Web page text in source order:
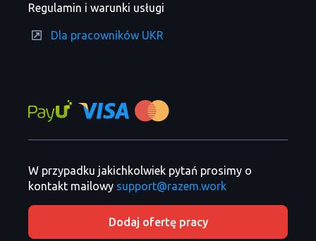
Regulamin i warunki usługi
Dla pracowników UKR
W przypadku jakichkolwiek pytań prosimy o
kontakt mailowy support@razem.work
Dodaj ofertę pracy